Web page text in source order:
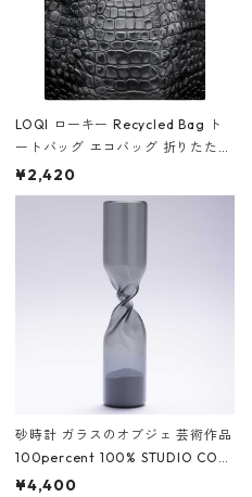
LOQI ローキー Recycled Bag ト
ートバッグ エコバッグ 折りたたみ
大きめ 撥水加工 収納ポーチ CRO
CODILE/Black クロコダイル/ブラ
¥2,420
砂時計 ガラスのオブジェ 芸術作品
100percent 100% STUDIO COH
AKU Timeless 100パーセント ス
¥4,400